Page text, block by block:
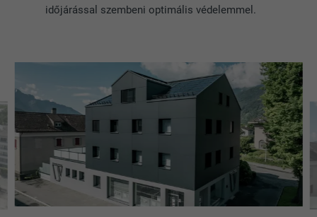
időjárással szembeni optimális védelemmel.